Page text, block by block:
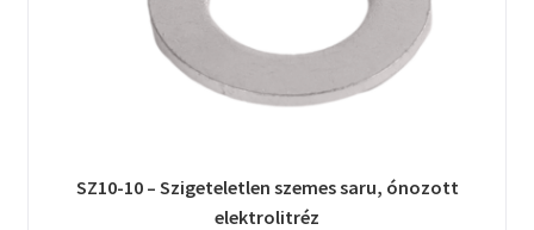
SZ10-10 – Szigeteletlen szemes saru, ónozott
elektrolitréz